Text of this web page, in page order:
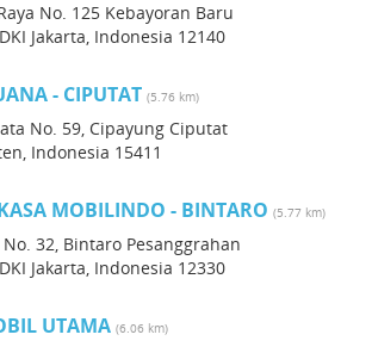
No. 125 Kebayoran Baru
Jakarta, Indonesia 12140
- CIPUTAT (5.76 km)
No. 59, Cipayung Ciputat
Indonesia 15411
MOBILINDO - BINTARO (5.77 km)
No. 32, Bintaro Pesanggrahan
Jakarta, Indonesia 12330
UTAMA (6.06 km)